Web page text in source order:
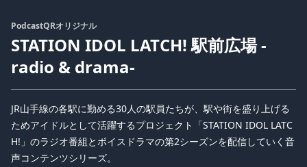
PodcastQRオリジナル
STATION IDOL LATCH! 駅前広場 -
radio & drama-
JR山手線の各駅に勤める30人の駅員たちが、駅や街を盛り上げる
ためアイドルとして活躍するプロジェクト「STATION IDOL LATC
H!」のラジオ番組とボイスドラマの第2シーズンを配信していく音
声コンテンツシリーズ。